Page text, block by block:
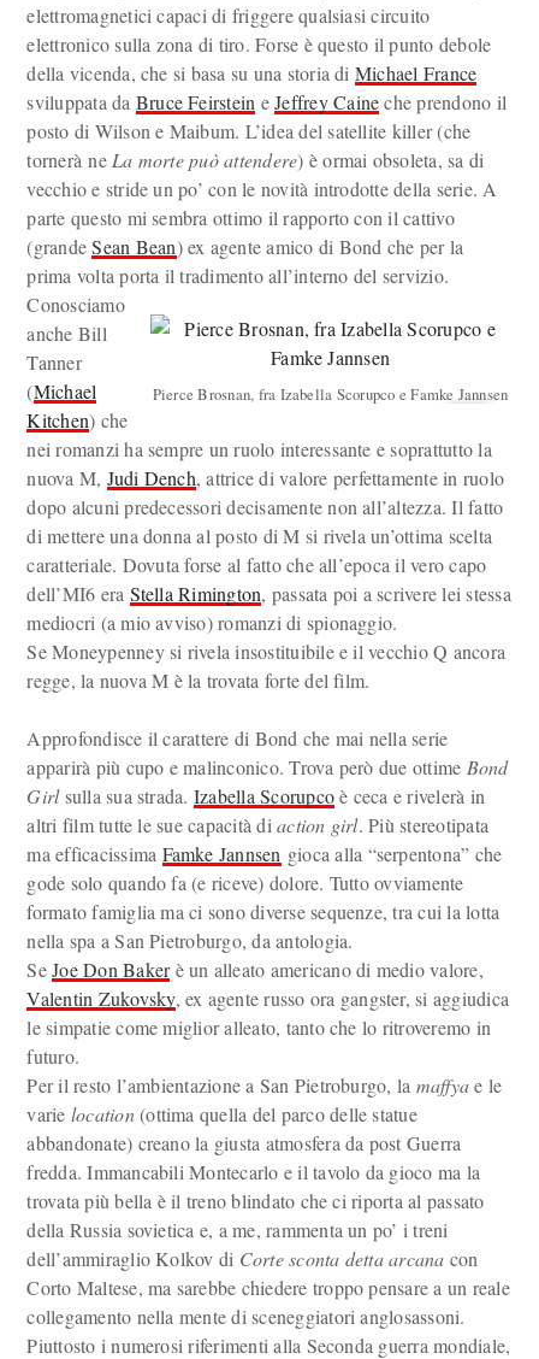
elettromagnetici capaci di friggere qualsiasi circuito
elettronico sulla zona di tiro. Forse è questo il punto debole
della vicenda, che si basa su una storia di Michael France
sviluppata da Bruce Feirstein eJeffrey Caineche prendono il
posto di Wilson e Maibum. L’idea del satellite killer (che
tornerà ne La morte può attendere) è ormai obsoleta, sa di
vecchio e stride un po’ con le novità introdotte della serie. A
parte questo mi sembra ottimo il rapporto con il cattivo
(grandeSean Bean) ex agente amico di Bond che per la
prima volta porta il tradimento all’interno del servizio.
Pierce Brosnan, fra Izabella Scorupco e Famke Jannsen
Conosciamo
anche Bill
Tanner
(Michael
Kitchen) che
nei romanzi ha sempre un ruolo interessante e soprattutto la
nuova M, Judi Dench, attrice di valore perfettamente in ruolo
dopo alcuni predecessori decisamente non all’altezza. Il fatto
di mettere una donna al posto di M si rivela un’ottima scelta
caratteriale. Dovuta forse al fatto che all’epoca il vero capo
dell’MI6 era Stella Rimington, passata poi a scrivere lei stessa
mediocri (a mio avviso) romanzi di spionaggio.
Se Moneypenney si rivela insostituibile e il vecchio Q ancora
regge, la nuova M è la trovata forte del film.
Approfondisce il carattere di Bond che mai nella serie
apparirà più cupo e malinconico. Trova però due ottime Bond
Girlsulla sua strada. Izabella Scorupcoè ceca e rivelerà in
altri film tutte le sue capacità diaction girl. Più stereotipata
ma efficacissima Famke Jannsen gioca alla “serpentona” che
gode solo quando fa (e riceve) dolore. Tutto ovviamente
formato famiglia ma ci sono diverse sequenze, tra cui la lotta
nella spa a San Pietroburgo, da antologia.
SeJoe Don Bakerè un alleato americano di medio valore,
Valentin Zukovsky, ex agente russo ora gangster, si aggiudica
le simpatie come miglior alleato, tanto che lo ritroveremo in
futuro.
Per il resto l’ambientazione a San Pietroburgo, la maffyae le
varie location(ottima quella del parco delle statue
abbandonate) creano la giusta atmosfera da post Guerra
fredda. Immancabili Montecarlo e il tavolo da gioco ma la
trovata più bella è il treno blindato che ci riporta al passato
della Russia sovietica e, a me, rammenta un po’ i treni
dell’ammiraglio Kolkov di Corte sconta detta arcana con
Corto Maltese, ma sarebbe chiedere troppo pensare a un reale
collegamento nella mente di sceneggiatori anglosassoni.
Piuttosto i numerosi riferimenti alla Seconda guerra mondiale,